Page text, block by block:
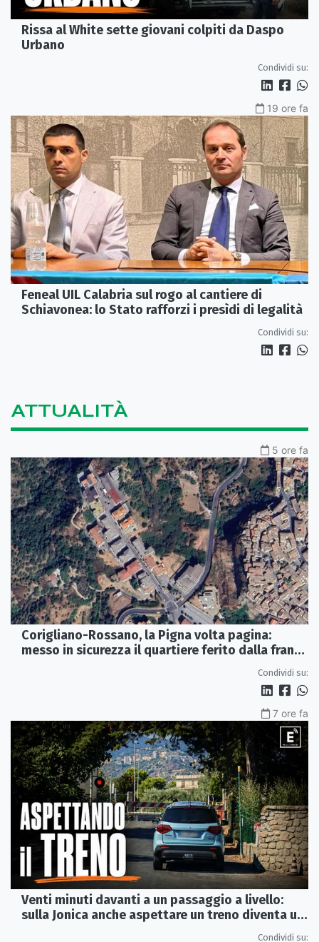
Rissa al White sette giovani colpiti da Daspo
Urbano
Condividi su:
19 ore fa
Feneal UIL Calabria sul rogo al cantiere di
Schiavonea: lo Stato rafforzi i presìdi di legalità
Condividi su:
ATTUALITÀ
5 ore fa
Corigliano-Rossano, la Pigna volta pagina:
messo in sicurezza il quartiere ferito dalla frana
Condividi su:
7 ore fa
Venti minuti davanti a un passaggio a livello:
sulla Jonica anche aspettare un treno diventa un
Condividi su: